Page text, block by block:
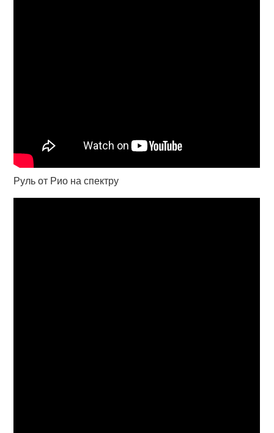
Руль от Рио на спектру